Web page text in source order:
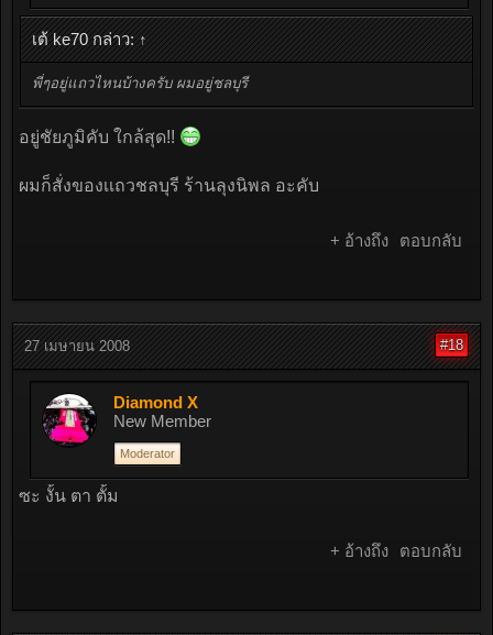
เต้ ke70 กล่าว: ↑
พี่ๆอยู่แถวไหนบ้างครับ ผมอยู่ชลบุรี
อยู่ชัยภูมิคับ ใกล้สุด!!
ผมก็สั่งของเเถวชลบุรี ร้านลุงนิพล อะคับ
+ อ้างถึง ตอบกลับ
27 เมษายน 2008 #18
Diamond X
New Member
Moderator
ซะ งั้น ตา ตั้ม
+ อ้างถึง ตอบกลับ